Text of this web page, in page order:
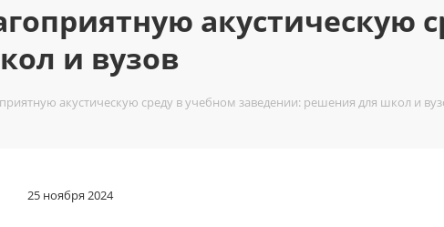
акустическую
и вузов
акустическую среду в учебном заведении: решения для школ и
25 ноября 2024